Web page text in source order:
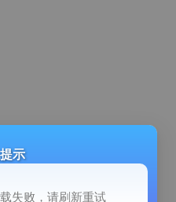
示
失败，请刷新重试